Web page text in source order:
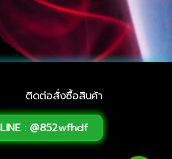
ติดต่อสั่งซื้อสินค้า
LINE : @852wfhdf